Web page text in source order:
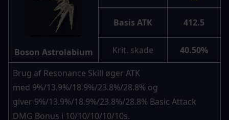
Boson Astrolabium
Basis ATK 412.5
Krit. skade 40.50%
Brug af Resonance Skill øger ATK
med 9%/13.9%/18.9%/23.8%/28.8% og
giver 9%/13.9%/18.9%/23.8%/28.8% Basic Attack
DMG Bonus i 10/10/10/10/10s.